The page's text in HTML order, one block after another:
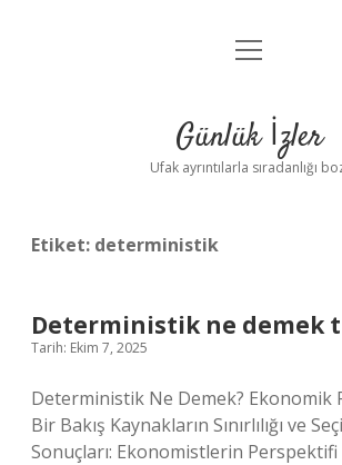
Anasayfa
Yasal Uyarı
menüyü
Günlük İzler
Ufak ayrıntılarla sıradanlığı
Etiket: deterministik
Deterministik ne demek
Tarih: Ekim 7, 2025
Deterministik Ne Demek? Ekonomik
Bir Bakış Kaynakların Sınırlılığı ve
Sonuçları: Ekonomistlerin